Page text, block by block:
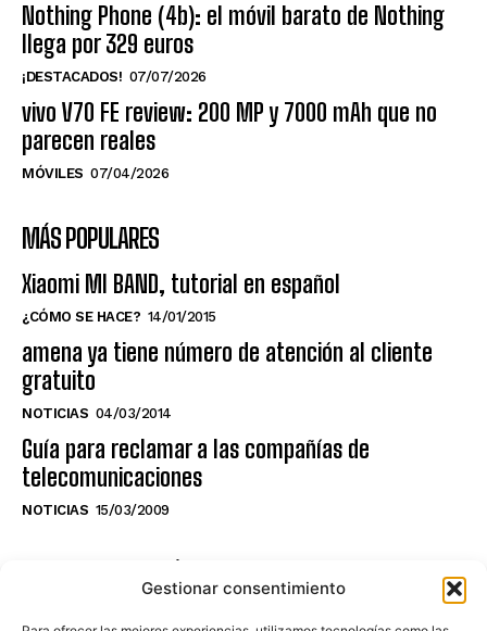
Gestionar consentimiento
Nothing Phone (4b): el móvil barato de Nothing
llega por 329 euros
¡DESTACADOS! 07/07/2026
vivo V70 FE review: 200 MP y 7000 mAh que no
parecen reales
MÓVILES 07/04/2026
MÁS POPULARES
Xiaomi MI BAND, tutorial en español
¿CÓMO SE HACE? 14/01/2015
amena ya tiene número de atención al cliente
gratuito
NOTICIAS 04/03/2014
Guía para reclamar a las compañías de
telecomunicaciones
NOTICIAS 15/03/2009
NO TE PIERDAS LO ÚLTIMO DEL CANAL